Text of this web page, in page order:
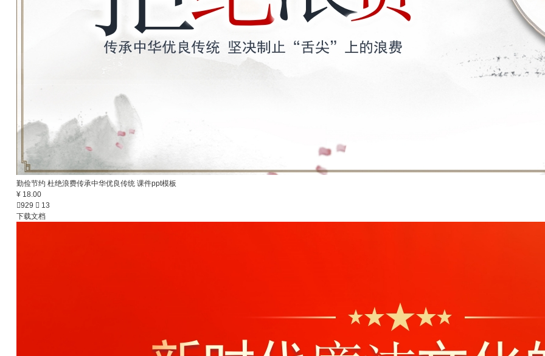
勤俭节约 杜绝浪费传承中华优良传统 课件ppt模板
¥ 18.00
929  13
下载文档